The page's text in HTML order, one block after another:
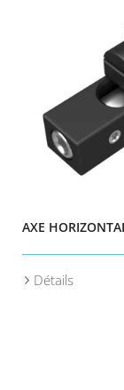
AXE
Détails